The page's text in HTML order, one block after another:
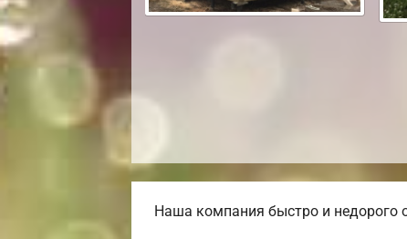
Наша компания быстро и недорого